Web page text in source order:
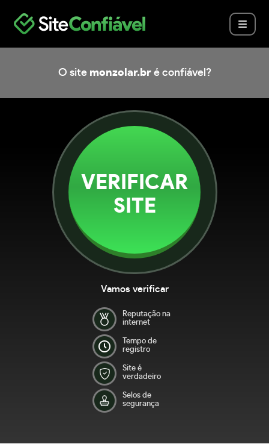
O site monzolar.bré confiável?
VERIFICAR
SITE
Vamos verificar
Reputação na
internet
Tempo de
registro
Site é
verdadeiro
Selos de
segurança